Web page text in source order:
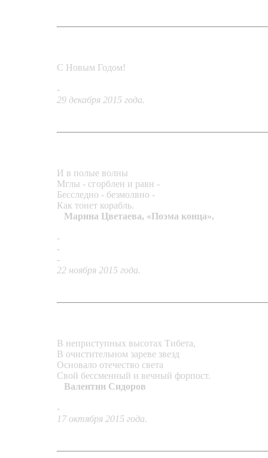
С Новым Годом!
-
29 декабря 2015 года.
И в полые волны
Мглы - сгорблен и равн -
Бесследно - безмолвно -
Как тонет корабль.
Марина Цветаева, «Поэма конца».
-
-
-
22 ноября 2015 года.
В неприступных высотах Тибета,
В очистительном зареве звезд
Основало отечество света
Свой бессменный и вечный форпост.
Валентин Сидоров
-
17 октября 2015 года.